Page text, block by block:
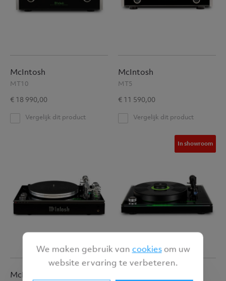
McIntosh
MT10
€ 18 990,00
Vergelijk dit product
McIntosh
MT5
€ 11 590,00
Vergelijk dit product
McIntosh
In showroom
We maken gebruik van cookiesom uw
website ervaring te verbeteren.